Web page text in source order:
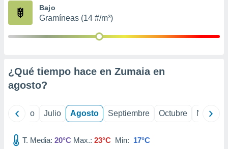
publicidad
Bajo
Gramíneas (14 #/m³)
¿Qué tiempo hace en Zumaia en
agosto?
Junio Julio Agosto Septiembre Octubre
T. Media: 20°C Max.: 23°C Min: 17°C